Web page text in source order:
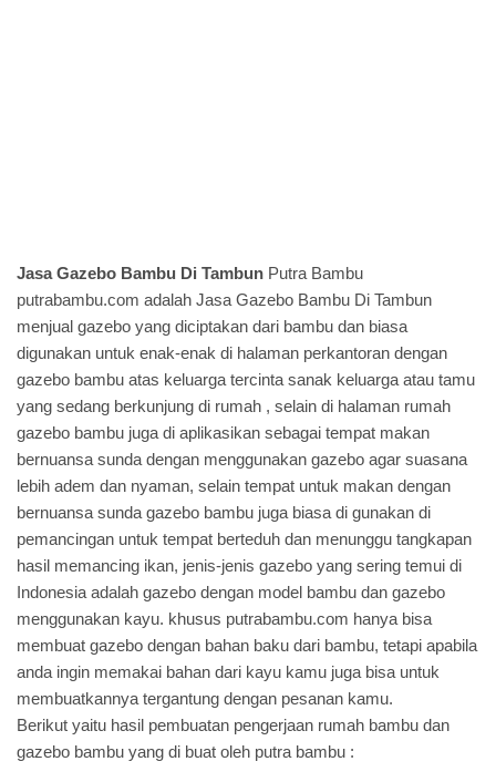
Jasa Gazebo Bambu Di Tambun Putra Bambu
putrabambu.com adalah Jasa Gazebo Bambu Di Tambun
menjual gazebo yang diciptakan dari bambu dan biasa
digunakan untuk enak-enak di halaman perkantoran dengan
gazebo bambu atas keluarga tercinta sanak keluarga atau tamu
yang sedang berkunjung di rumah , selain di halaman rumah
gazebo bambu juga di aplikasikan sebagai tempat makan
bernuansa sunda dengan menggunakan gazebo agar suasana
lebih adem dan nyaman, selain tempat untuk makan dengan
bernuansa sunda gazebo bambu juga biasa di gunakan di
pemancingan untuk tempat berteduh dan menunggu tangkapan
hasil memancing ikan, jenis-jenis gazebo yang sering temui di
Indonesia adalah gazebo dengan model bambu dan gazebo
menggunakan kayu. khusus putrabambu.com hanya bisa
membuat gazebo dengan bahan baku dari bambu, tetapi apabila
anda ingin memakai bahan dari kayu kamu juga bisa untuk
membuatkannya tergantung dengan pesanan kamu.
Berikut yaitu hasil pembuatan pengerjaan rumah bambu dan
gazebo bambu yang di buat oleh putra bambu :